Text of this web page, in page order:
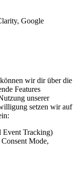
Google
wir dir über die
Features
unserer
setzen wir auf
Event Tracking)
Mode,